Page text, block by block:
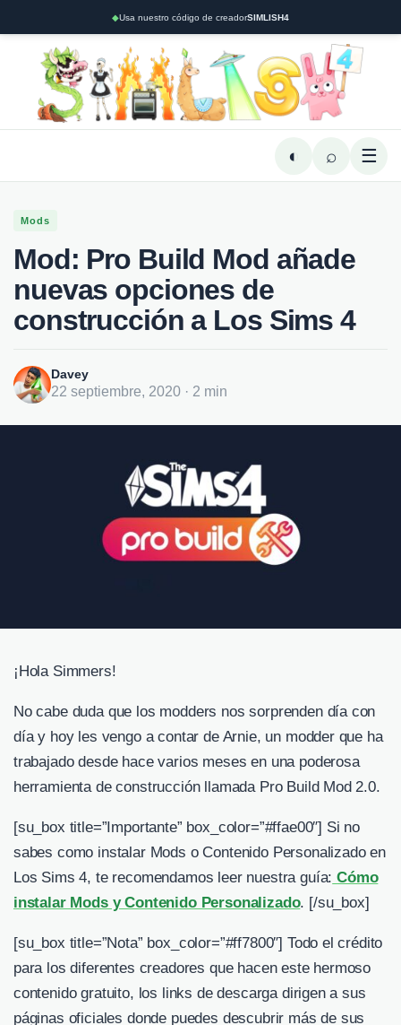
◆Usa nuestro código de creadorSIMLISH4
◐ ⌕ ☰
Mods
Mod: Pro Build Mod añade
nuevas opciones de
construcción a Los Sims 4
Davey
22 septiembre, 2020 · 2 min
¡Hola Simmers!
No cabe duda que los modders nos sorprenden día con
día y hoy les vengo a contar de Arnie, un modder que ha
trabajado desde hace varios meses en una poderosa
herramienta de construcción llamada Pro Build Mod 2.0.
[su_box title=”Importante” box_color=”#ffae00″] Si no
sabes como instalar Mods o Contenido Personalizado en
Los Sims 4, te recomendamos leer nuestra guía: Cómo
instalar Mods y Contenido Personalizado. [/su_box]
[su_box title=”Nota” box_color=”#ff7800″] Todo el crédito
para los diferentes creadores que hacen este hermoso
contenido gratuito, los links de descarga dirigen a sus
páginas oficiales donde puedes descubrir más de sus